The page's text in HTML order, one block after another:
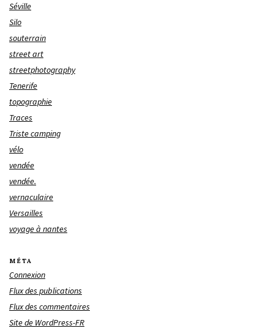
Séville
Silo
souterrain
street art
streetphotography
Tenerife
topographie
Traces
Triste camping
vélo
vendée
vendée.
vernaculaire
Versailles
voyage à nantes
MÉTA
Connexion
Flux des publications
Flux des commentaires
Site de WordPress-FR